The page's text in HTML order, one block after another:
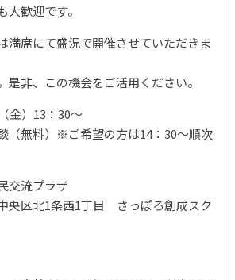
大歓迎です。
満席にて盛況で開催させていただきま
是非、この機会をご活用ください。
金）13：30～
）※ご希望の方は14：30～順次
交流プラザ
1条西1丁目 さっぽろ創成スク